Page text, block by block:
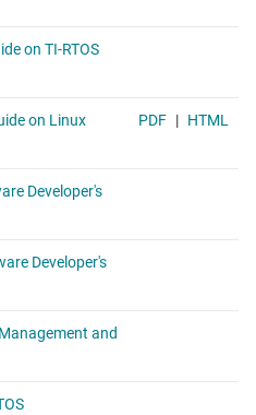
、MD5、SHA
Utility を含むホスト ツール